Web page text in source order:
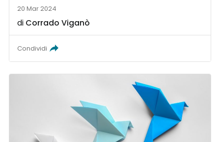
20 Mar 2024
di Corrado Viganò
Condividi